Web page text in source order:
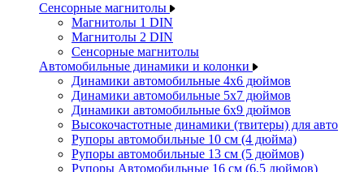
Сенсорные магнитолы
Магнитолы 1 DIN
Магнитолы 2 DIN
Сенсорные магнитолы
Автомобильные динамики и колонки
Динамики автомобильные 4x6 дюймов
Динамики автомобильные 5x7 дюймов
Динамики автомобильные 6x9 дюймов
Высокочастотные динамики (твитеры) для авто
Рупоры автомобильные 10 см (4 дюйма)
Рупоры автомобильные 13 см (5 дюймов)
Рупоры Автомобильные 16 см (6,5 дюймов)